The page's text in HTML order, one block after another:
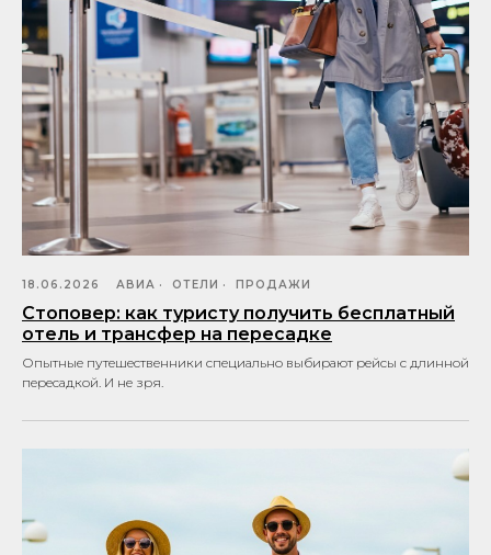
18.06.2026 АВИА ОТЕЛИ ПРОДАЖИ
Стоповер: как туристу получить бесплатный
отель и трансфер на пересадке
Опытные путешественники специально выбирают рейсы с длинной
пересадкой. И не зря.